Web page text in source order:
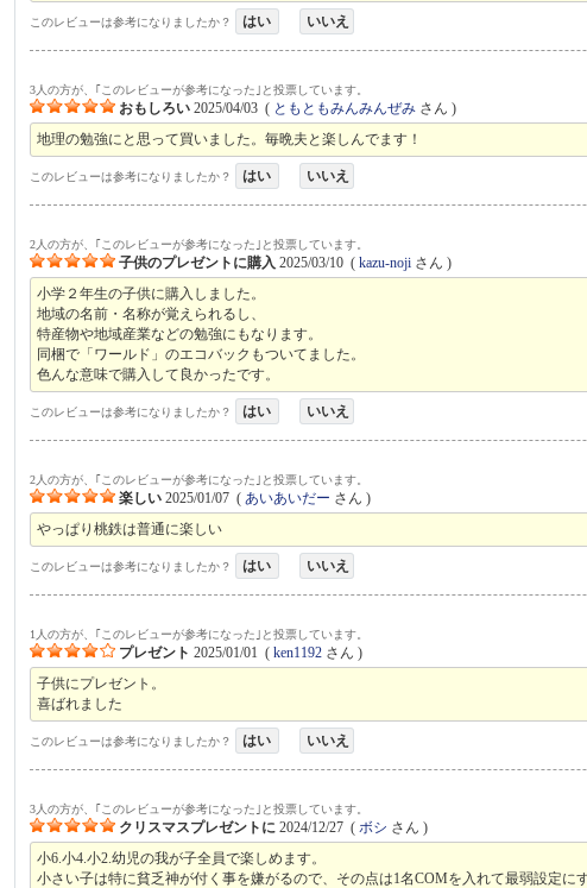
このレビューは参考になりましたか？ はい いいえ
3人の方が、｢このレビューが参考になった｣と投票しています。
おもしろい 2025/04/03 ( ともともみんみんぜみ さん )
地理の勉強にと思って買いました。毎晩夫と楽しんでます！
このレビューは参考になりましたか？ はい いいえ
2人の方が、｢このレビューが参考になった｣と投票しています。
子供のプレゼントに購入 2025/03/10 (kazu-noji さん )
小学２年生の子供に購入しました。
地域の名前・名称が覚えられるし、
特産物や地域産業などの勉強にもなります。
同梱で「ワールド」のエコバックもついてました。
色んな意味で購入して良かったです。
このレビューは参考になりましたか？ はい いいえ
2人の方が、｢このレビューが参考になった｣と投票しています。
楽しい 2025/01/07 (あいあいだー さん )
やっぱり桃鉄は普通に楽しい
このレビューは参考になりましたか？ はい いいえ
1人の方が、｢このレビューが参考になった｣と投票しています。
プレゼント 2025/01/01 (ken1192 さん )
子供にプレゼント。
喜ばれました
このレビューは参考になりましたか？ はい いいえ
3人の方が、｢このレビューが参考になった｣と投票しています。
クリスマスプレゼントに 2024/12/27 (ボシ さん )
小6.小4.小2.幼児の我が子全員で楽しめます。
小さい子は特に貧乏神が付く事を嫌がるので、その点は1名COMを入れて最弱設定